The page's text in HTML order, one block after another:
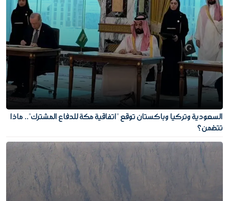
السعودية وتركيا وباكستان توقع "اتفاقية مكة للدفاع المشترك".. ماذا
تتضمن؟